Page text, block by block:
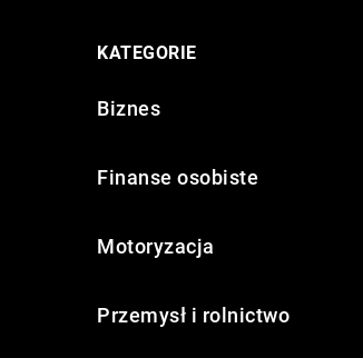
KATEGORIE
Biznes
Finanse osobiste
Motoryzacja
Przemysł i rolnictwo